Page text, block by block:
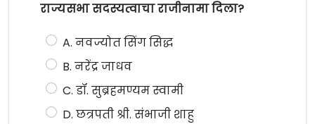
राज्यसभा सदस्यत्वाचा राजीनामा दिला?
A. नवज्योत सिंग सिद्ध
B. नरेंद्र जाधव
C. डॉ. सुब्रहमण्यम स्वामी
D. छत्रपती श्री. संभाजी शाहु